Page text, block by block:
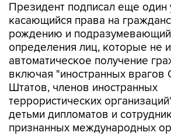
Президент подписал еще один
касающийся права на
рождению и
определения лиц, которые не
автоматическое получение
включая "иностранных врагов
Штатов, членов иностранных
террористических
детьми дипломатов и
признанных международных